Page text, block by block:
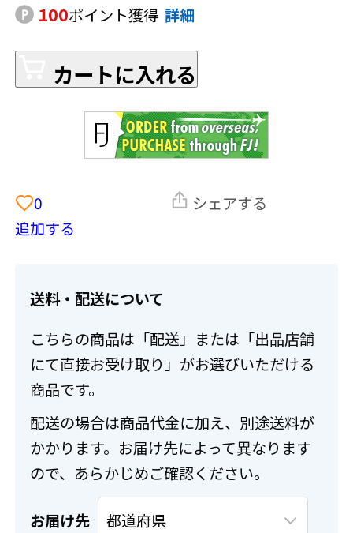
100ポイント獲得 詳細
カートに入れる
0
追加する
シェアする
送料・配送について
こちらの商品は「配送」または「出品店舗
にて直接お受け取り」がお選びいただける
商品です。
配送の場合は商品代金に加え、別途送料が
かかります。お届け先によって異なります
ので、あらかじめご確認ください。
お届け先